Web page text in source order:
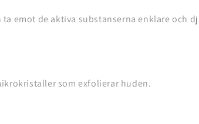
emot de aktiva substanserna enklare och
som exfolierar huden.